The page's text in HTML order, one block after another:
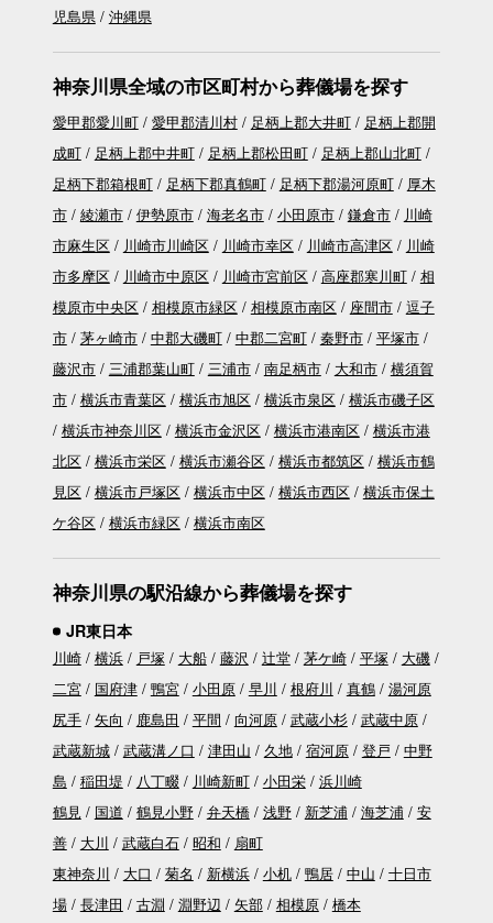
児島県 沖縄県
神奈川県全域の市区町村から葬儀場を探す
愛甲郡愛川町 愛甲郡清川村 足柄上郡大井町
足柄上郡開
成町
足柄上郡中井町 足柄上郡松田町
足柄上郡山北町
足柄下郡箱根町
足柄下郡真鶴町 足柄下郡湯河原町
厚木
市
綾瀬市 伊勢原市 海老名市 小田原市 鎌倉市
川崎
市麻生区
川崎市川崎区 川崎市幸区 川崎市高津区
川崎
市多摩区
川崎市中原区 川崎市宮前区 高座郡寒川町
相
模原市中央区
相模原市緑区 相模原市南区 座間市
逗子
市
茅ヶ崎市 中郡大磯町 中郡二宮町 秦野市
平塚市
藤沢市
三浦郡葉山町 三浦市 南足柄市 大和市
横須賀
市
横浜市青葉区 横浜市旭区 横浜市泉区
横浜市磯子区
横浜市神奈川区
横浜市金沢区 横浜市港南区
横浜市港
北区
横浜市栄区 横浜市瀬谷区 横浜市都筑区
横浜市鶴
見区
横浜市戸塚区 横浜市中区 横浜市西区
横浜市保土
ケ谷区
横浜市緑区 横浜市南区
神奈川県の駅沿線から葬儀場を探す
JR東日本
川崎 横浜 戸塚 大船 藤沢 辻堂 茅ケ崎 平塚
大磯
二宮
国府津 鴨宮 小田原 早川 根府川 真鶴
湯河原
尻手
矢向 鹿島田 平間 向河原 武蔵小杉
武蔵中原
武蔵新城
武蔵溝ノ口 津田山 久地 宿河原 登戸
中野
島
稲田堤 八丁畷 川崎新町 小田栄
浜川崎
鶴見
国道 鶴見小野 弁天橋 浅野 新芝浦 海芝浦
安
善
大川 武蔵白石 昭和
扇町
東神奈川
大口 菊名 新横浜 小机 鴨居 中山
十日市
場
長津田 古淵 淵野辺 矢部 相模原
橋本